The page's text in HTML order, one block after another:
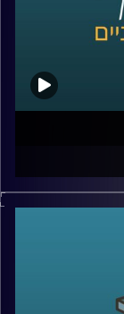
יודעים
ועושה
במגזר